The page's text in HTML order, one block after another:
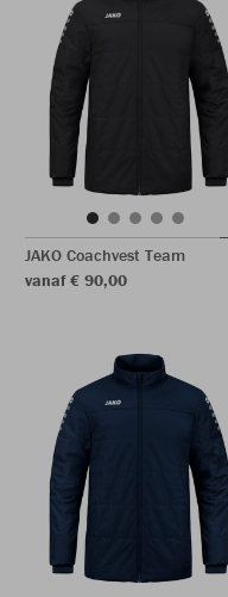
JAKO Coachvest Team
vanaf € 90,00